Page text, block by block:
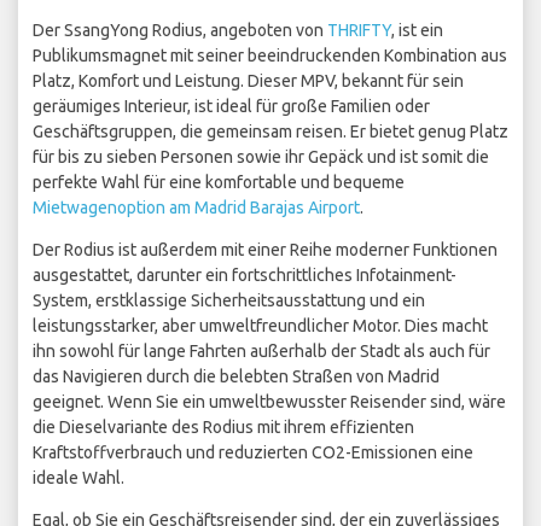
Der SsangYong Rodius, angeboten von THRIFTY, ist ein
Publikumsmagnet mit seiner beeindruckenden Kombination aus
Platz, Komfort und Leistung. Dieser MPV, bekannt für sein
geräumiges Interieur, ist ideal für große Familien oder
Geschäftsgruppen, die gemeinsam reisen. Er bietet genug Platz
für bis zu sieben Personen sowie ihr Gepäck und ist somit die
perfekte Wahl für eine komfortable und bequeme
Mietwagenoption am Madrid Barajas Airport.
Der Rodius ist außerdem mit einer Reihe moderner Funktionen
ausgestattet, darunter ein fortschrittliches Infotainment-
System, erstklassige Sicherheitsausstattung und ein
leistungsstarker, aber umweltfreundlicher Motor. Dies macht
ihn sowohl für lange Fahrten außerhalb der Stadt als auch für
das Navigieren durch die belebten Straßen von Madrid
geeignet. Wenn Sie ein umweltbewusster Reisender sind, wäre
die Dieselvariante des Rodius mit ihrem effizienten
Kraftstoffverbrauch und reduzierten CO2-Emissionen eine
ideale Wahl.
Egal, ob Sie ein Geschäftsreisender sind, der ein zuverlässiges